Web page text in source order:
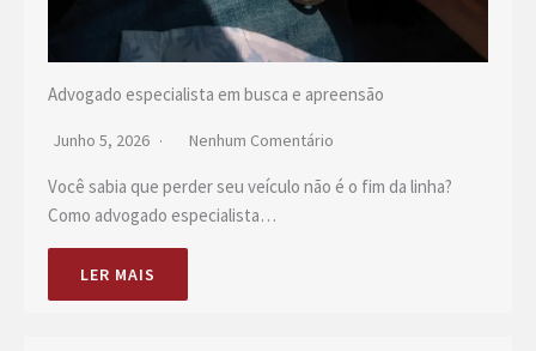
Advogado especialista em busca e apreensão
Junho 5, 2026 Nenhum Comentário
Você sabia que perder seu veículo não é o fim da linha?
Como advogado especialista…
LER MAIS